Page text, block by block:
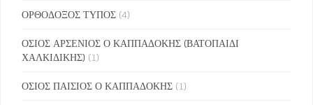
ΟΡΘΟΔΟΞΟΣ ΤΥΠΟΣ (4)
ΟΣΙΟΣ ΑΡΣΕΝΙΟΣ Ο ΚΑΠΠΑΔΟΚΗΣ (ΒΑΤΟΠΑΙΔΙ
ΧΑΛΚΙΔΙΚΗΣ) (1)
ΟΣΙΟΣ ΠΑΙΣΙΟΣ Ο ΚΑΠΠΑΔΟΚΗΣ (1)